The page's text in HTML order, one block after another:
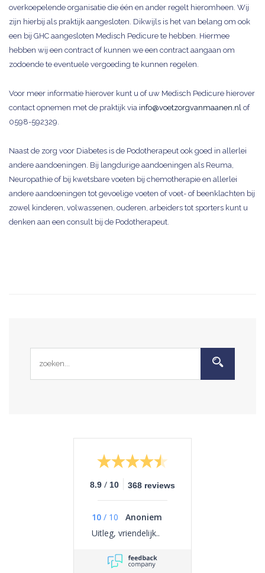
overkoepelende organisatie die één en ander regelt hieromheen. Wij
zijn hierbij als praktijk aangesloten. Dikwijls is het van belang om ook
een bij GHC aangesloten Medisch Pedicure te hebben. Hiermee
hebben wij een contract of kunnen we een contract aangaan om
zodoende te eventuele vergoeding te kunnen regelen.
Voor meer informatie hierover kunt u of uw Medisch Pedicure hierover
contact opnemen met de praktijk via info@voetzorgvanmaanen.nl of
0598-592329.
Naast de zorg voor Diabetes is de Podotherapeut ook goed in allerlei
andere aandoeningen. Bij langdurige aandoeningen als Reuma,
Neuropathie of bij kwetsbare voeten bij chemotherapie en allerlei
andere aandoeningen tot gevoelige voeten of voet- of beenklachten bij
zowel kinderen, volwassenen, ouderen, arbeiders tot sporters kunt u
denken aan een consult bij de Podotherapeut.
8.9 / 10 368 reviews
10 / 10
Anoniem
Uitleg, vriendelijk..